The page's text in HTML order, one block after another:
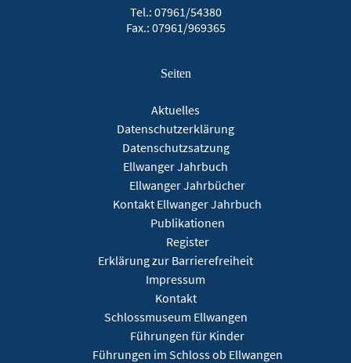
Tel.: 07961/54380
Fax.: 07961/969365
Seiten
Aktuelles
Datenschutzerklärung
Datenschutzsatzung
Ellwanger Jahrbuch
Ellwanger Jahrbücher
Kontakt Ellwanger Jahrbuch
Publikationen
Register
Erklärung zur Barrierefreiheit
Impressum
Kontakt
Schlossmuseum Ellwangen
Führungen für Kinder
Führungen im Schloss ob Ellwangen